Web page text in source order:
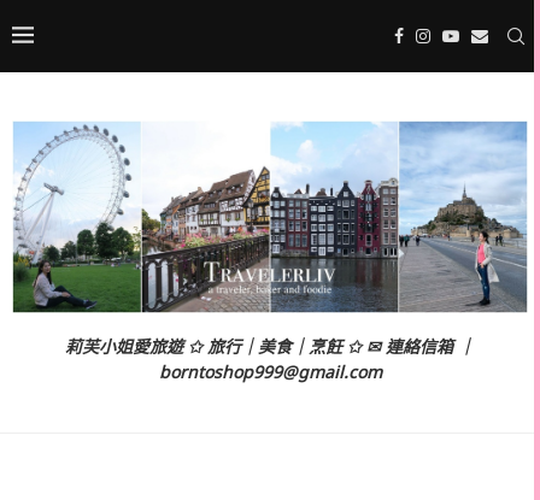
莉芙小姐愛旅遊 ✩ 旅行｜美食｜烹飪 ✩ ✉ 連絡信箱 ｜
borntoshop999@gmail.com